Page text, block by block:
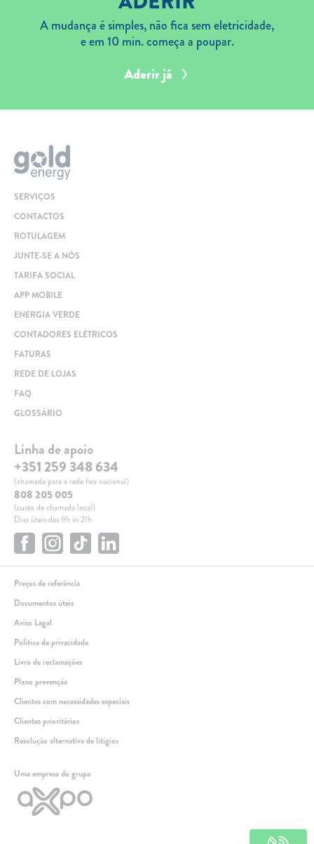
+351 259 348 634
(chamada para a rede fixa nacional)
808 205 005
A mudança é simples, não fica sem eletricidade,
e em 10 min. começa a poupar.
Aderir já
SERVIÇOS
CONTACTOS
ROTULAGEM
JUNTE-SE A NÓS
TARIFA SOCIAL
APP MOBILE
ENERGIA VERDE
CONTADORES ELÉTRICOS
FATURAS
REDE DE LOJAS
FAQ
GLOSSÁRIO
Linha de apoio
+351 259 348 634
(chamada para a rede fixa nacional)
808 205 005
(custo de chamada local)
Dias úteis das 9h às 21h
Preços de referência
Documentos úteis
Aviso Legal
Política de privacidade
Livro de reclamações
Plano prevenção
Clientes com necessidades especiais
Clientes prioritários
Resolução alternativa de litígios
Uma empresa do grupo